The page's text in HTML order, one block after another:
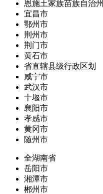
恩施土家族苗族自治州
宜昌市
鄂州市
荆州市
荆门市
黄石市
省直辖县级行政区划
咸宁市
武汉市
十堰市
襄阳市
孝感市
黄冈市
随州市
全湖南省
岳阳市
湘潭市
郴州市